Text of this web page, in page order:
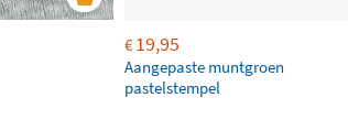
€19,95
Aangepaste muntgroen
pastelstempel